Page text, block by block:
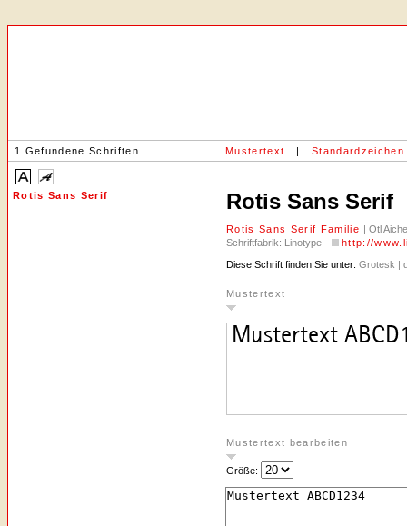
1 Gefundene Schriften Mustertext | Standardzeichen
Rotis Sans Serif Rotis Sans Serif
Rotis Sans Serif Familie | Otl
Schriftfabrik: Linotype
http://
Diese Schrift finden Sie unter: Grotesk |
Mustertext
Mustertext bearbeiten
Größe: